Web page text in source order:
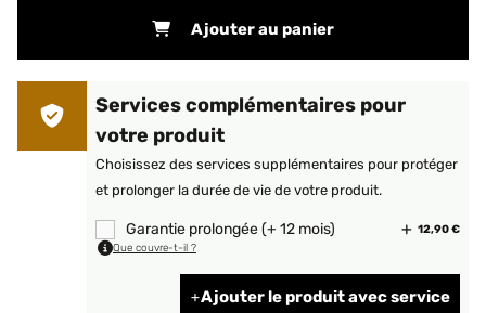
Ajouter au panier
Services complémentaires pour
votre produit
Choisissez des services supplémentaires pour protéger
et prolonger la durée de vie de votre produit.
Garantie prolongée (+ 12 mois) 12,90 €
Que couvre-t-il ?
Ajouter le produit avec service